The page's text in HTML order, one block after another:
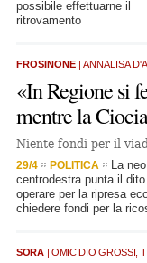
possibile effettuarne il
ritrovamento
FROSINONE | ANNALISA
«In Regione si
mentre la
Niente fondi per il
29/4 POLITICA
La
centrodestra punta il
operare per la ripresa
chiedere fondi per la
SORA| OMICIDIO GROSSI,